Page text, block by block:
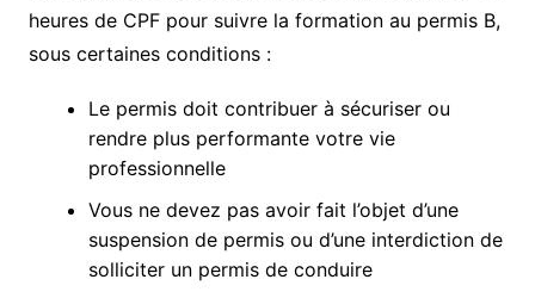
heures de CPF pour suivre la formation au permis B,
sous certaines conditions :
Le permis doit contribuer à sécuriser ou
rendre plus performante votre vie
professionnelle
Vous ne devez pas avoir fait l’objet d’une
suspension de permis ou d’une interdiction de
solliciter un permis de conduire